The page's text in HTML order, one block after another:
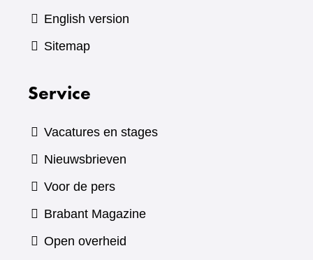
English version
Sitemap
Service
Vacatures en stages
Nieuwsbrieven
Voor de pers
Brabant Magazine(verwijst
Open overheid